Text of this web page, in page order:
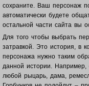
сохраните. Ваш персонаж
автоматически будете
остальной части сайта вы
Для того чтобы выбрать
затравкой. Это история, в
персонажа нужно таким
данной истории.
любой рыцарь, дама,